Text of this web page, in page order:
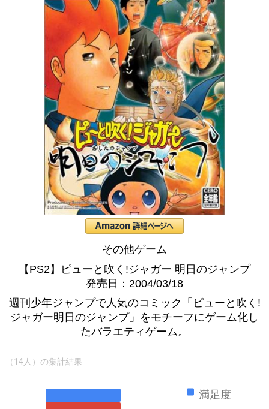
その他ゲーム
【PS2】ピューと吹く!ジャガー 明日のジャンプ
発売日：2004/03/18
週刊少年ジャンプで人気のコミック「ピューと吹く!
ジャガー明日のジャンプ」をモチーフにゲーム化し
たバラエティゲーム。
（14人）の集計結果
満足度